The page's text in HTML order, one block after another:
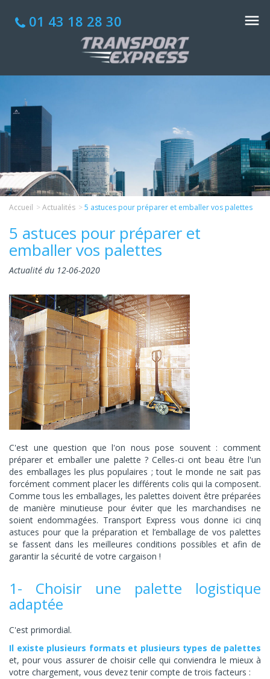
01 43 18 28 30
Accueil Actualités 5 astuces pour préparer et emballer vos palettes
5 astuces pour préparer et
emballer vos palettes
Actualité du 12-06-2020
C'est une question que l'on nous pose souvent : comment
préparer et emballer une palette ? Celles-ci ont beau être l'un
des emballages les plus populaires ; tout le monde ne sait pas
forcément comment placer les différents colis qui la composent.
Comme tous les emballages, les palettes doivent être préparées
de manière minutieuse pour éviter que les marchandises ne
soient endommagées. Transport Express vous donne ici cinq
astuces pour que la préparation et l’emballage de vos palettes
se fassent dans les meilleures conditions possibles et afin de
garantir la sécurité de votre cargaison !
1- Choisir une palette logistique
adaptée
C'est primordial.
Il existe plusieurs formats et plusieurs types de palettes
et, pour vous assurer de choisir celle qui conviendra le mieux à
votre chargement, vous devez tenir compte de trois facteurs :